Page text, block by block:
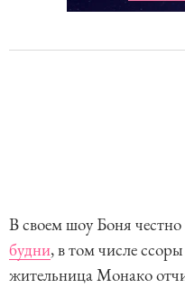
В своем шоу Боня честно
будни, в том числе
жительница Монако